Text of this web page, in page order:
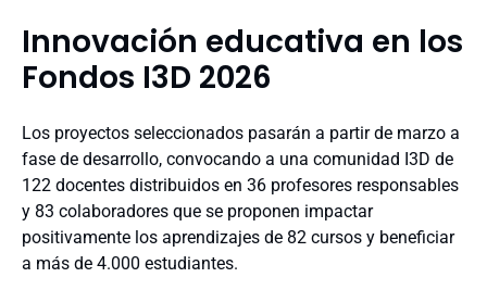
Innovación educativa en los
Fondos I3D 2026
Los proyectos seleccionados pasarán a partir de marzo a
fase de desarrollo, convocando a una comunidad I3D de
122 docentes distribuidos en 36 profesores responsables
y 83 colaboradores que se proponen impactar
positivamente los aprendizajes de 82 cursos y beneficiar
a más de 4.000 estudiantes.